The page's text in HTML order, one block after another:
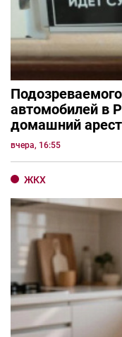
автомобилей в
домашний арест
вчера, 16:55
ЖКХ